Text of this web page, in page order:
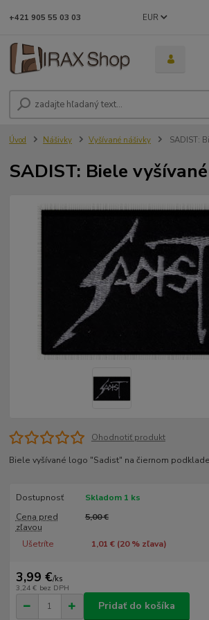
EUR
+421 905 55 03 03
Úvod Nášivky Vyšívané nášivky SADIST:
SADIST: Biele
Ohodnotiť produkt
Biele vyšívané logo "Sadist" na čiernom
Dostupnosť
Skladom 1 ks
Cena pred
zľavou
5,00 €
Ušetríte 1,01 € (20% zľava)
3,99 €/ks
3,24 € bez DPH
Pridať do košíka